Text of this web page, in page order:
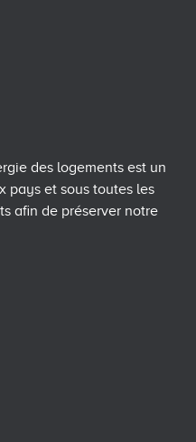
des logements est un
pays et sous toutes les
afin de préserver notre